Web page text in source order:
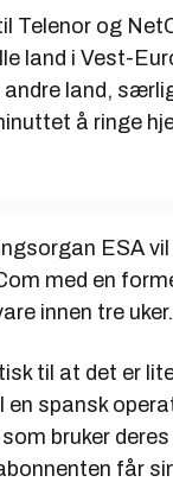
Telenor og
land i Vest-
andre land,
å ringe
ESA
med en
innen tre uker.
til at det er
en spansk
bruker
får